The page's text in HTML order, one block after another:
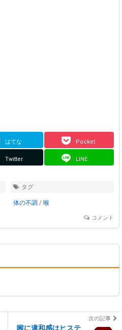
はてな Pocket
Twitter LINE
タグ
体の不調 / 喉
コメント
次の記事
喉に違和感はヒステ